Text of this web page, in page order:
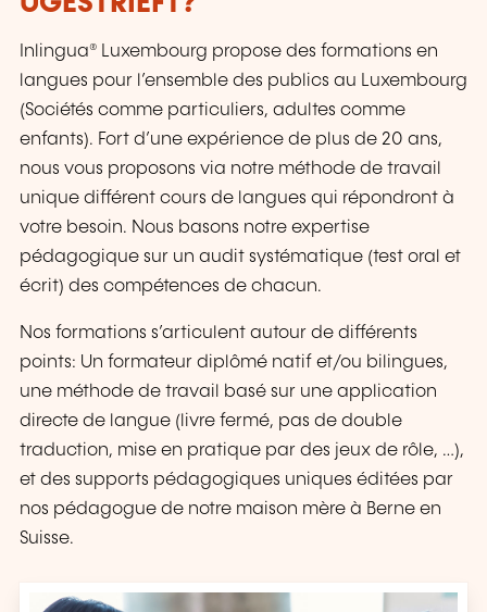
Inlingua® Luxembourg propose des formations en
langues pour l’ensemble des publics au Luxembourg
(Sociétés comme particuliers, adultes comme
enfants). Fort d’une expérience de plus de 20 ans,
nous vous proposons via notre méthode de travail
unique différent cours de langues qui répondront à
votre besoin. Nous basons notre expertise
pédagogique sur un audit systématique (test oral et
écrit) des compétences de chacun.
Nos formations s’articulent autour de différents
points: Un formateur diplômé natif et/ou bilingues,
une méthode de travail basé sur une application
directe de langue (livre fermé, pas de double
traduction, mise en pratique par des jeux de rôle, …),
et des supports pédagogiques uniques éditées par
nos pédagogue de notre maison mère à Berne en
Suisse.